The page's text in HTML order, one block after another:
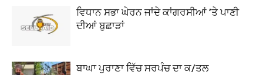
ਵਿਧਾਨ ਸਭਾ ਘੇਰਨ ਜਾਂਦੇ ਕਾਂਗਰਸੀਆਂ ’ਤੇ ਪਾਣੀ
ਦੀਆਂ ਬੁਛਾੜਾਂ
ਬਾਘਾ ਪੁਰਾਣਾ ਵਿੱਚ ਸਰਪੰਚ ਦਾ ਕ/ਤਲ